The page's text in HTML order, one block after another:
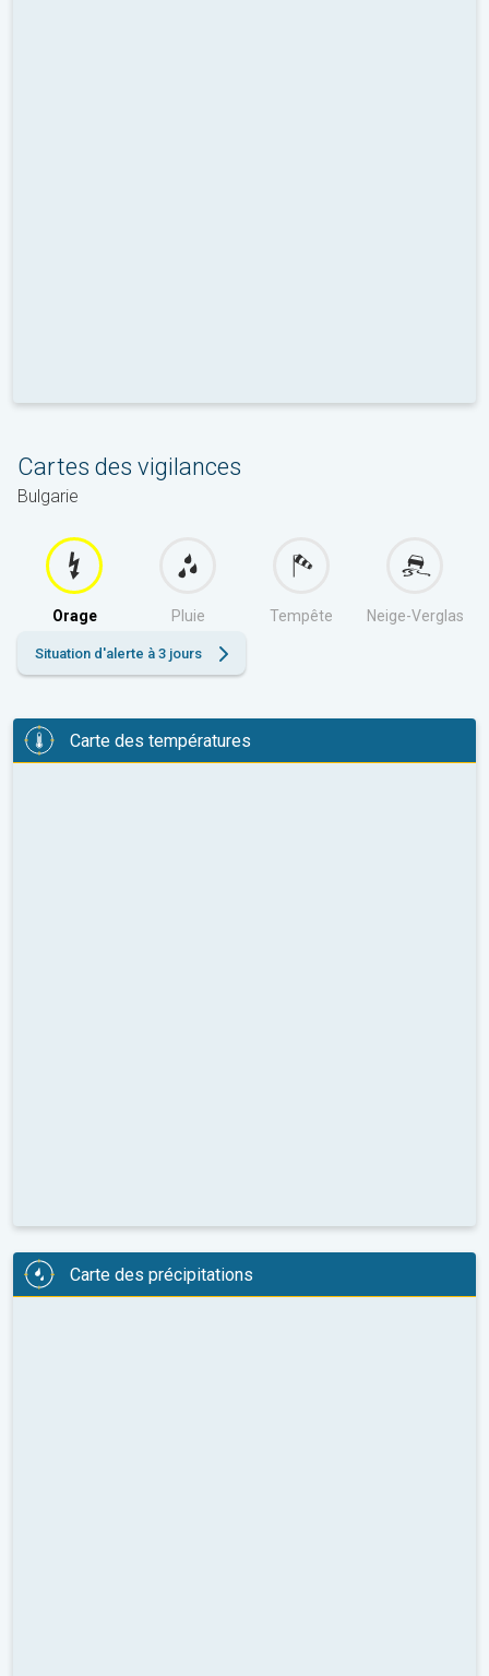
Cartes des vigilances
Bulgarie
Orage Pluie Tempête Neige-Verglas
Situation d'alerte à 3 jours
Carte des températures
Carte des précipitations